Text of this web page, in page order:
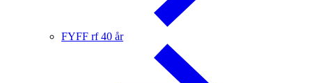
FYFF rf 40 år